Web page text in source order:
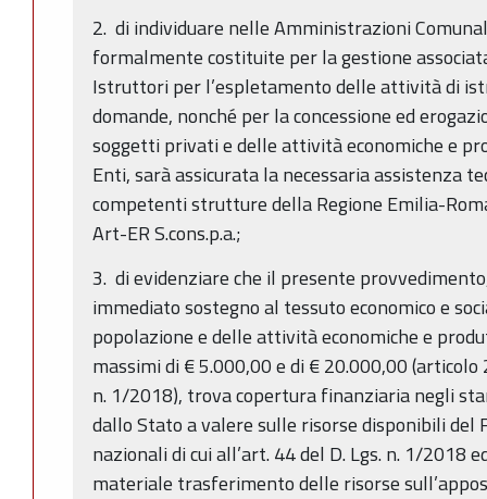
2. di individuare nelle Amministrazioni
formalmente costituite per la gestione
Istruttori per l’espletamento delle attività di
domande, nonché per la concessione ed
soggetti privati e delle attività economiche e
Enti, sarà assicurata la necessaria assistenza
competenti strutture della Regione Emilia-
Art-ER S.cons.p.a.;
3. di evidenziare che il presente
immediato sostegno al tessuto economico e
popolazione e delle attività economiche e
massimi di € 5.000,00 e di € 20.000,00 (articolo
n. 1/2018), trova copertura finanziaria negli
dallo Stato a valere sulle risorse disponibili del
nazionali di cui all’art. 44 del D. Lgs. n. 1/2018
materiale trasferimento delle risorse